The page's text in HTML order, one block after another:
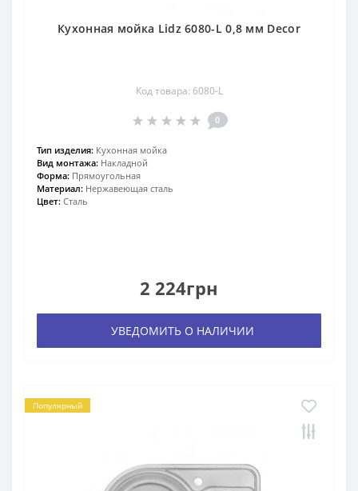
Кухонная мойка Lidz 6080-L 0,8 мм Decor
Код товара: 6080-L
0
Тип изделия: Кухонная мойка
Вид монтажа: Накладной
Форма: Прямоугольная
Материал: Нержавеющая сталь
Цвет: Сталь
2 224грн
УВЕДОМИТЬ О НАЛИЧИИ
Популярный